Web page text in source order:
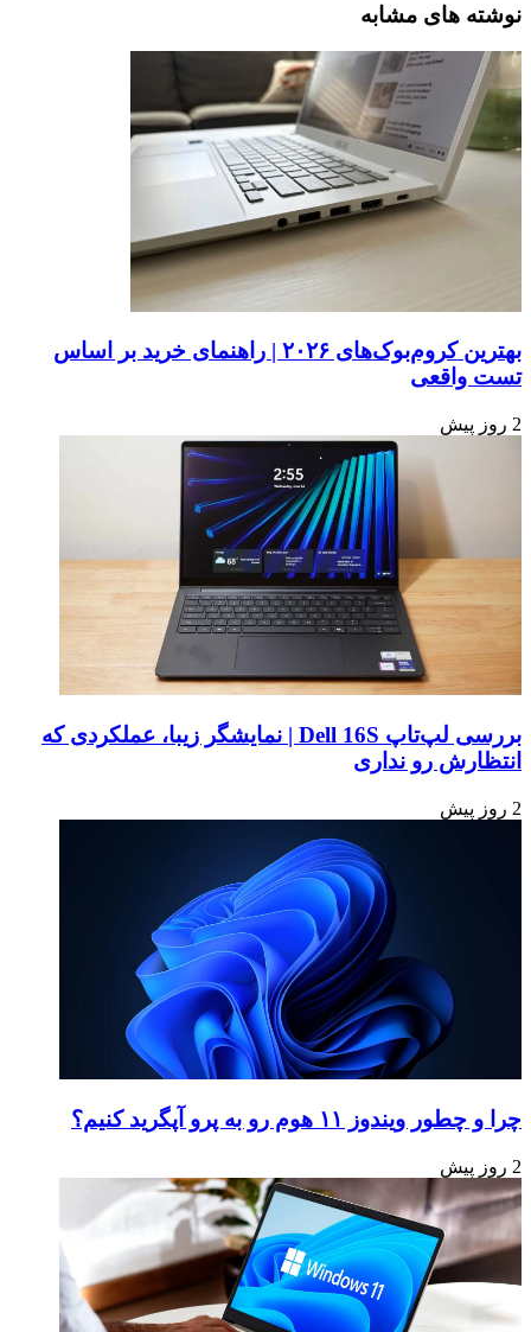
نوشته های مشابه
بهترین کروم‌بوک‌های ۲۰۲۶ | راهنمای خرید بر اساس
تست واقعی
2 روز پیش
بررسی لپ‌تاپ Dell 16S | نمایشگر زیبا، عملکردی که
انتظارش رو نداری
2 روز پیش
چرا و چطور ویندوز ۱۱ هوم رو به پرو آپگرید کنیم؟
2 روز پیش